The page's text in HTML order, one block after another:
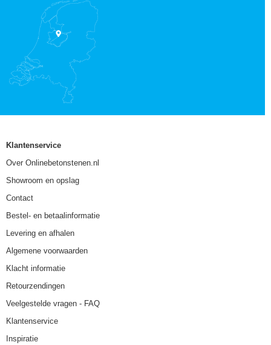
Klantenservice
Over Onlinebetonstenen.nl
Showroom en opslag
Contact
Bestel- en betaalinformatie
Levering en afhalen
Algemene voorwaarden
Klacht informatie
Retourzendingen
Veelgestelde vragen - FAQ
Klantenservice
Inspiratie